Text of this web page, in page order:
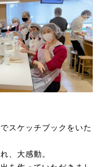
スケッチブックをいた
、大感動。